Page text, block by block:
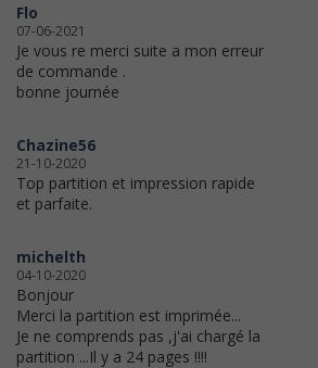
Flo
07-06-2021
Je vous re merci suite a mon erreur
de commande .
bonne journée
Chazine56
21-10-2020
Top partition et impression rapide
et parfaite.
michelth
04-10-2020
Bonjour
Merci la partition est imprimée...
Je ne comprends pas ,j'ai chargé la
partition ...Il y a 24 pages !!!!